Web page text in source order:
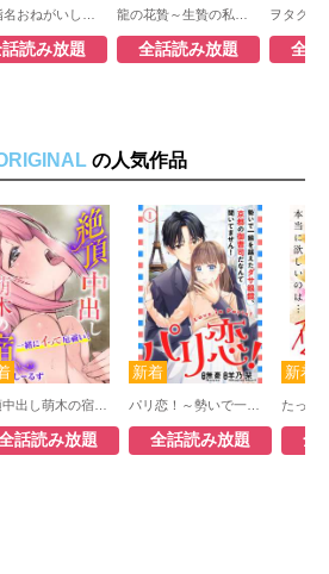
読み放題 全話読み放題 全話
の人気作品
話読み放題 全話読み放題 全